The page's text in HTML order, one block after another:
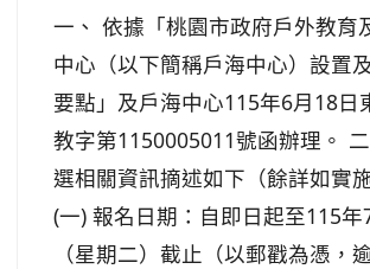
一、 依據「桃園市政府戶外教育
中心（以下簡稱戶海中心）設置
要點」及戶海中心115年6月18日
教字第1150005011號函辦理。
選相關資訊摘述如下（餘詳如實
(一) 報名日期：自即日起至115年
（星期二）截止（以郵戳為憑，